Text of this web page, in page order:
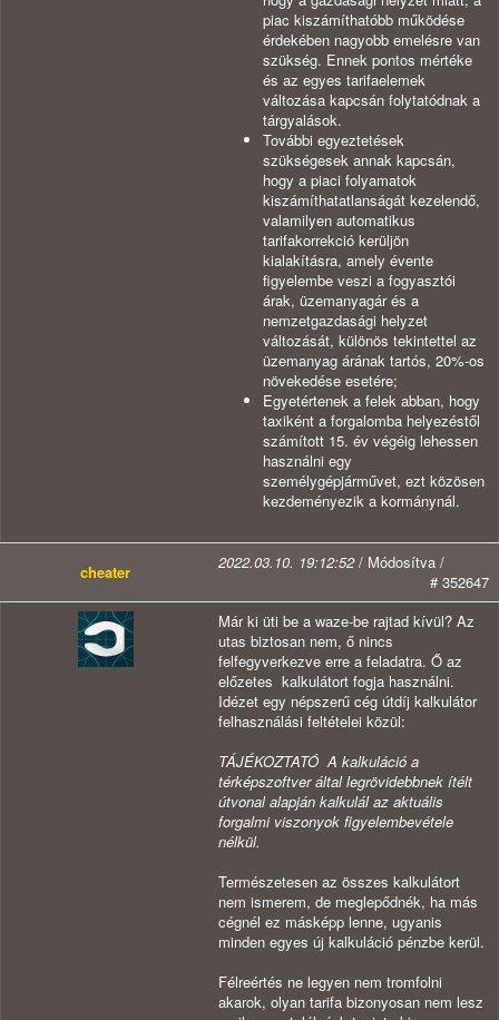
piac kiszámíthatóbb működése
érdekében nagyobb emelésre van
szükség. Ennek pontos mértéke
és az egyes tarifaelemek
változása kapcsán folytatódnak a
tárgyalások.
További egyeztetések
szükségesek annak kapcsán,
hogy a piaci folyamatok
kiszámíthatatlanságát kezelendő,
valamilyen automatikus
tarifakorrekció kerüljön
kialakításra, amely évente
figyelembe veszi a fogyasztói
árak, üzemanyagár és a
nemzetgazdasági helyzet
változását, különös tekintettel az
üzemanyag árának tartós, 20%-os
növekedése esetére;
Egyetértenek a felek abban, hogy
taxiként a forgalomba helyezéstől
számított 15. év végéig lehessen
használni egy
személygépjárművet, ezt közösen
kezdeményezik a kormánynál.
cheater 2022.03.10. 19:12:52/ Módosítva /
# 352647
Már ki üti be a waze-be rajtad kívül? Az
utas biztosan nem, ő nincs
felfegyverkezve erre a feladatra. Ő az
előzetes kalkulátort fogja használni.
Idézet egy népszerű cég útdíj kalkulátor
felhasználási feltételei közül:
TÁJÉKOZTATÓA kalkuláció a
térképszoftver által legrövidebbnek ítélt
útvonal alapján kalkulál az aktuális
forgalmi viszonyok figyelembevétele
nélkül.
Természetesen az összes kalkulátort
nem ismerem, de meglepődnék, ha más
cégnél ez másképp lenne, ugyanis
minden egyes új kalkuláció pénzbe kerül.
Félreértés ne legyen nem tromfolni
akarok, olyan tarifa bizonyosan nem lesz